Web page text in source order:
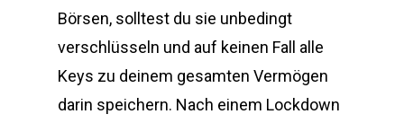
Börsen, solltest du sie unbedingt
verschlüsseln und auf keinen Fall alle
Keys zu deinem gesamten Vermögen
darin speichern. Nach einem Lockdown